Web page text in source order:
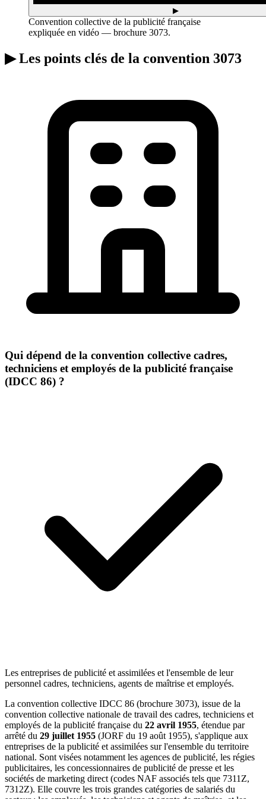
▶
Convention collective de la publicité française
expliquée en vidéo — brochure 3073.
▶Les points clés de la convention 3073
Qui dépend de la convention collective cadres,
techniciens et employés de la publicité française
(IDCC 86) ?
Les entreprises de publicité et assimilées et l'ensemble de leur
personnel cadres, techniciens, agents de maîtrise et employés.
La convention collective IDCC 86 (brochure 3073), issue de la
convention collective nationale de travail des cadres, techniciens et
employés de la publicité française du 22 avril 1955, étendue par
arrêté du 29 juillet 1955 (JORF du 19 août 1955), s'applique aux
entreprises de la publicité et assimilées sur l'ensemble du territoire
national. Sont visées notamment les agences de publicité, les régies
publicitaires, les concessionnaires de publicité de presse et les
sociétés de marketing direct (codes NAF associés tels que 7311Z,
7312Z). Elle couvre les trois grandes catégories de salariés du